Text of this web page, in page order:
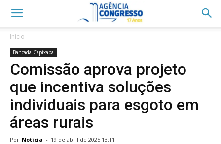
Início
Bancada Capixaba
Comissão aprova projeto
que incentiva soluções
individuais para esgoto em
áreas rurais
Por Notícia - 19 de abril de 2025 13:11